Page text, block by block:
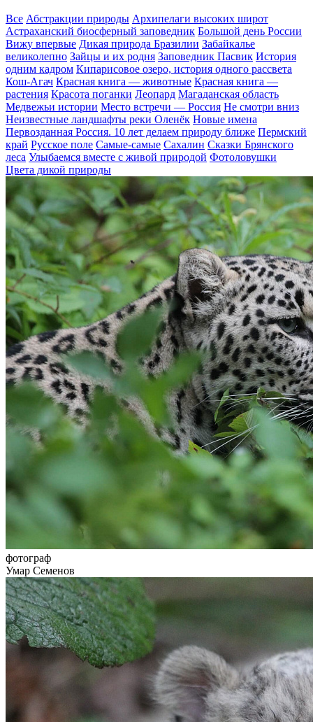
Все Абстракции природы Архипелаги высоких широт
Астраханский биосферный заповедник Большой день России
Вижу впервые Дикая природа Бразилии Забайкалье
великолепно Зайцы и их родня Заповедник Пасвик История
одним кадром Кипарисовое озеро, история одного рассвета
Кош-Агач Красная книга — животные Красная книга —
растения Красота поганки Леопард Магаданская область
Медвежьи истории Место встречи — Россия Не смотри вниз
Неизвестные ландшафты реки Оленёк Новые имена
Первозданная Россия. 10 лет делаем природу ближе Пермский
край Русское поле Самые-самые Сахалин Сказки Брянского
леса Улыбаемся вместе с живой природой Фотоловушки
Цвета дикой природы
фотограф
Умар Семенов